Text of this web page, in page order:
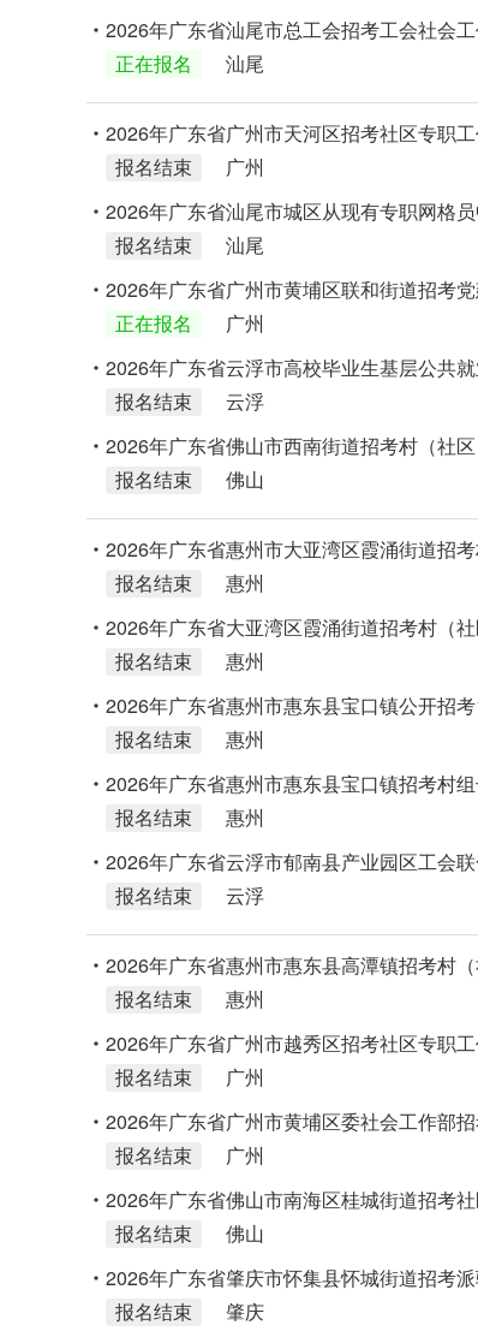
2026年广东省汕尾市总工会招考工会社会
正在报名
汕尾
2026年广东省广州市天河区招考社区专职
报名结束
广州
2026年广东省汕尾市城区从现有专职网格
报名结束
汕尾
2026年广东省广州市黄埔区联和街道招考
正在报名
广州
2026年广东省云浮市高校毕业生基层公共
报名结束
云浮
2026年广东省佛山市西南街道招考村（社
报名结束
佛山
2026年广东省惠州市大亚湾区霞涌街道招
报名结束
惠州
2026年广东省大亚湾区霞涌街道招考村（
报名结束
惠州
2026年广东省惠州市惠东县宝口镇公开招
报名结束
惠州
2026年广东省惠州市惠东县宝口镇招考村
报名结束
惠州
2026年广东省云浮市郁南县产业园区工会
报名结束
云浮
2026年广东省惠州市惠东县高潭镇招考村
人选57人公告
报名结束
惠州
2026年广东省广州市越秀区招考社区专职
报名结束
广州
2026年广东省广州市黄埔区委社会工作部
报名结束
广州
2026年广东省佛山市南海区桂城街道招考
报名结束
佛山
2026年广东省肇庆市怀集县怀城街道招考
报名结束
肇庆